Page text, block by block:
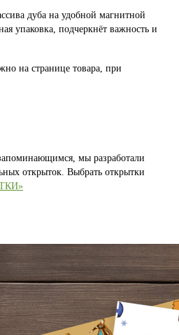
дуба на удобной магнитной
упаковка, подчеркнёт важность и
на странице товара, при
мы разработали
открыток. Выбрать открытки